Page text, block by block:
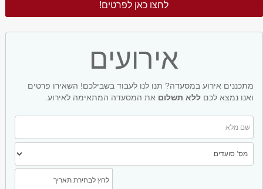
לחצו כאן לפרטים!
אירועים
מתכננים אירוע במסעדה? תנו לנו לעבוד בשבילכם! השאירו פרטים
ואנו נמצא לכם ללא תשלום את המסעדה המתאימה לאירוע.